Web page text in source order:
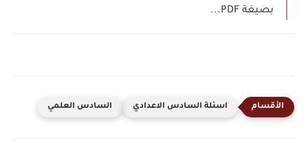
بصيغة PDF...
اسئلة السادس الاعدادي السادس العلمي